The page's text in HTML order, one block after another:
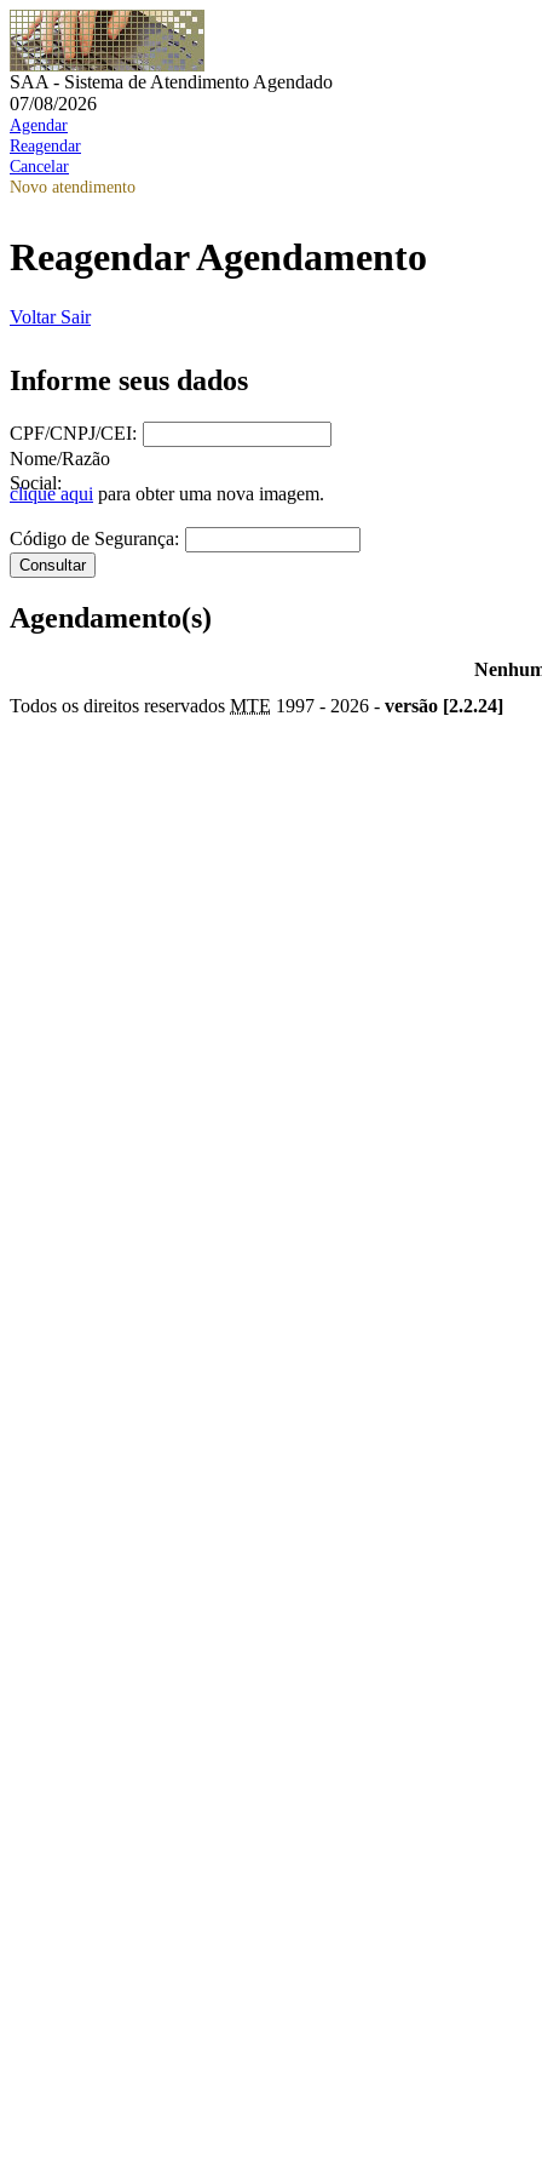
SAA - Sistema de Atendimento Agendado
07/08/2026
Agendar
Reagendar
Cancelar
Novo atendimento
Reagendar Agendamento
Voltar Sair
Informe seus dados
CPF/CNPJ/CEI:
Nome/Razão
Social:
clique aqui para obter uma nova imagem.
Código de Segurança:
Agendamento(s)
Todos os direitos reservados MTE 1997 - 2026 - versão [2.2.24]